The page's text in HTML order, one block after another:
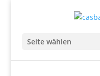
Seite wählen